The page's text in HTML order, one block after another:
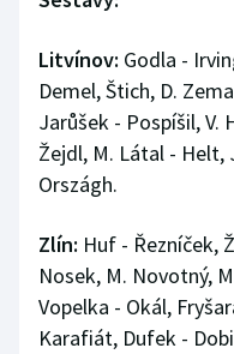
Litvínov: Godla -
Demel, Štich, D.
Jarůšek - Pospíšil, V.
Žejdl, M. Látal - Helt,
Országh.
Zlín: Huf - Řezníček,
Nosek, M. Novotný,
Vopelka - Okál,
Karafiát, Dufek -